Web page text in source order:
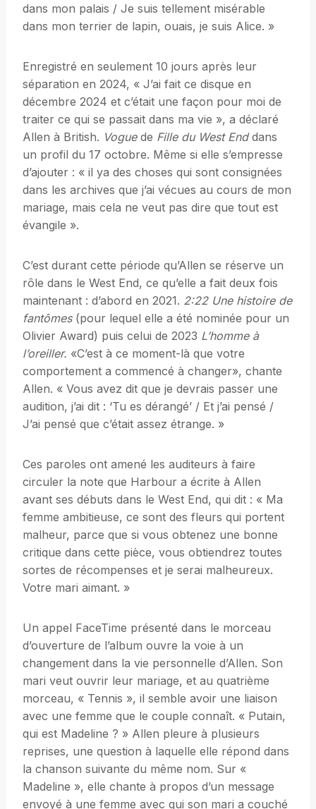
dans mon palais / Je suis tellement misérable
dans mon terrier de lapin, ouais, je suis Alice. »
Enregistré en seulement 10 jours après leur
séparation en 2024, « J’ai fait ce disque en
décembre 2024 et c’était une façon pour moi de
traiter ce qui se passait dans ma vie », a déclaré
Allen à British. Voguede Fille du West Enddans
un profil du 17 octobre. Même si elle s’empresse
d’ajouter : « il ya des choses qui sont consignées
dans les archives que j’ai vécues au cours de mon
mariage, mais cela ne veut pas dire que tout est
évangile ».
C’est durant cette période qu’Allen se réserve un
rôle dans le West End, ce qu’elle a fait deux fois
maintenant : d’abord en 2021. 2:22 Une histoire de
fantômes(pour lequel elle a été nominée pour un
Olivier Award) puis celui de 2023 L’homme à
l’oreiller. «C’est à ce moment-là que votre
comportement a commencé à changer», chante
Allen. « Vous avez dit que je devrais passer une
audition, j’ai dit : ‘Tu es dérangé’ / Et j’ai pensé /
J’ai pensé que c’était assez étrange. »
Ces paroles ont amené les auditeurs à faire
circuler la note que Harbour a écrite à Allen
avant ses débuts dans le West End, qui dit : « Ma
femme ambitieuse, ce sont des fleurs qui portent
malheur, parce que si vous obtenez une bonne
critique dans cette pièce, vous obtiendrez toutes
sortes de récompenses et je serai malheureux.
Votre mari aimant. »
Un appel FaceTime présenté dans le morceau
d’ouverture de l’album ouvre la voie à un
changement dans la vie personnelle d’Allen. Son
mari veut ouvrir leur mariage, et au quatrième
morceau, « Tennis », il semble avoir une liaison
avec une femme que le couple connaît. « Putain,
qui est Madeline ? » Allen pleure à plusieurs
reprises, une question à laquelle elle répond dans
la chanson suivante du même nom. Sur «
Madeline », elle chante à propos d’un message
envoyé à une femme avec qui son mari a couché